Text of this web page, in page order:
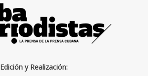
Edición y Realización: